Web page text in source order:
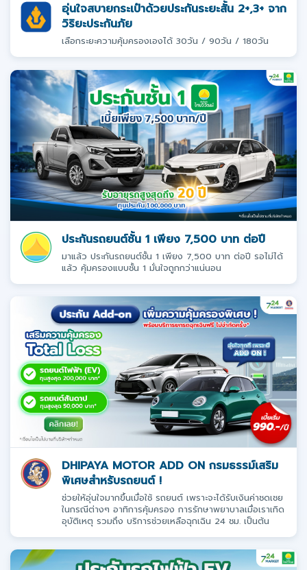
อุ่นใจสบายกระเป๋าด้วยประกันระยะสั้น 2+,3+ จาก
วิริยะประกันภัย
เลือกระยะความคุ้มครองเองได้ 30วัน / 90วัน / 180วัน
ประกันรถยนต์ชั้น 1 เพียง 7,500 บาท ต่อปี
มาแล้ว ประกันรถยนต์ชั้น 1 เพียง 7,500 บาท ต่อปี รอไม่ได้
แล้ว คุ้มครองแบบชั้น 1 มั่นใจถูกกว่าแน่นอน
DHIPAYA MOTOR ADD ON กรมธรรม์เสริม
พิเศษสำหรับรถยนต์ !
ช่วยให้อุ่นใจมากขึ้นเมื่อใช้ รถยนต์ เพราะจะได้รับเงินค่าชดเชย
ในกรณีต่างๆ อาทิการคุ้มครอง การรักษาพยาบาลเมื่อเราเกิด
อุบัติเหตุ รวมถึง บริการช่วยเหลือฉุกเฉิน 24 ชม. เป็นต้น